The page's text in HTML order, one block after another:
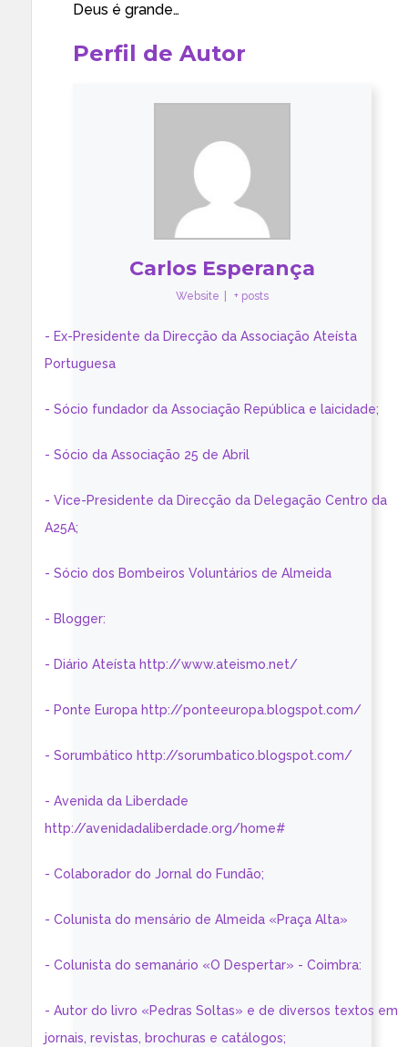
Deus é grande…
Perfil de Autor
Carlos Esperança
Website + posts
- Ex-Presidente da Direcção da Associação Ateísta
Portuguesa
- Sócio fundador da Associação República e laicidade;
- Sócio da Associação 25 de Abril
- Vice-Presidente da Direcção da Delegação Centro da
A25A;
- Sócio dos Bombeiros Voluntários de Almeida
- Blogger:
- Diário Ateísta http://www.ateismo.net/
- Ponte Europa http://ponteeuropa.blogspot.com/
- Sorumbático http://sorumbatico.blogspot.com/
- Avenida da Liberdade
http://avenidadaliberdade.org/home#
- Colaborador do Jornal do Fundão;
- Colunista do mensário de Almeida «Praça Alta»
- Colunista do semanário «O Despertar» - Coimbra:
- Autor do livro «Pedras Soltas» e de diversos textos em
jornais, revistas, brochuras e catálogos;